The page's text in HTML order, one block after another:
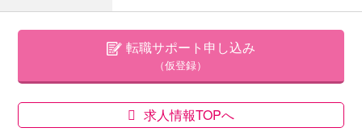
転職サポート申し込み
（仮登録）
求人情報TOPへ